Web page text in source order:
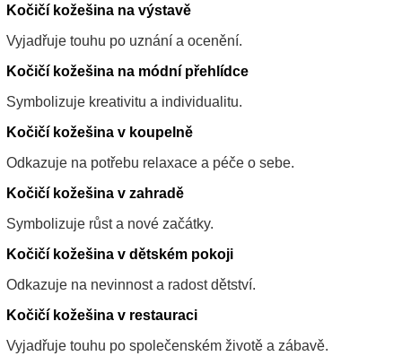
Kočičí kožešina na výstavě
Vyjadřuje touhu po uznání a ocenění.
Kočičí kožešina na módní přehlídce
Symbolizuje kreativitu a individualitu.
Kočičí kožešina v koupelně
Odkazuje na potřebu relaxace a péče o sebe.
Kočičí kožešina v zahradě
Symbolizuje růst a nové začátky.
Kočičí kožešina v dětském pokoji
Odkazuje na nevinnost a radost dětství.
Kočičí kožešina v restauraci
Vyjadřuje touhu po společenském životě a zábavě.